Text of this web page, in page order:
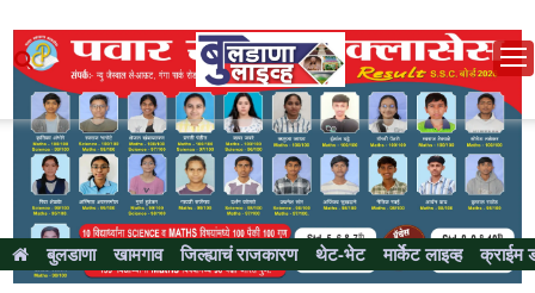
बुलडाणा खामगाव जिल्ह्याचं राजकारण थेट-भेट मार्केट लाइव्ह क्राईम